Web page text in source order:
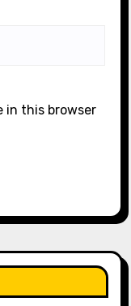
in this browser